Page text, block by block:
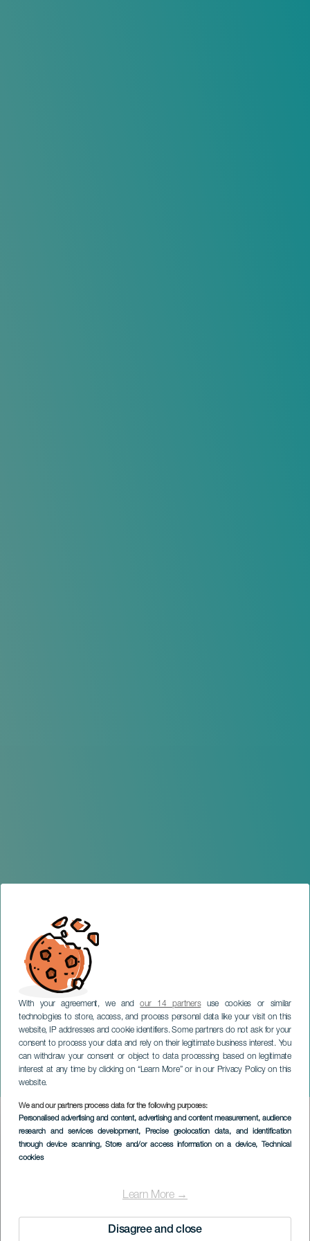
With your agreement, we andour 14 partnersuse cookies or similar
technologies to store, access, and process personal data like your visit on this
website, IP addresses and cookie identifiers. Some partners do not ask for your
consent to process your data and rely on their legitimate business interest. You
can withdraw your consent or object to data processing based on legitimate
interest at any time by clicking on “Learn More” or in our Privacy Policy on this
website.
We and our partners process data for the following purposes:
Personalised advertising and content, advertising and content measurement, audience
research and services development, Precise geolocation data, and identification
through device scanning, Store and/or access information on a device, Technical
cookies
Learn More →
Disagree and close
Trueno destructor
GRAN CANARIA
Imagen
Listado